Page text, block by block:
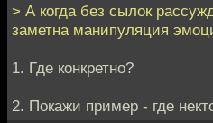
> А когда без сылок
заметна манипуляция
1. Где конкретно?
2. Покажи пример - где